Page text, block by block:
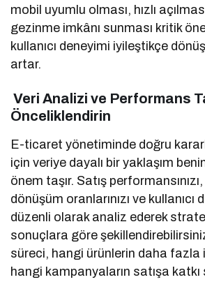
mobil uyumlu olması, hızlı
gezinme imkânı sunması kritik
kullanıcı deneyimi iyileştikçe
artar.
Veri Analizi ve Performans
Önceliklendirin
E-ticaret yönetiminde doğru
için veriye dayalı bir yaklaşım
önem taşır. Satış
dönüşüm oranlarınızı ve kullanıcı
düzenli olarak analiz ederek
sonuçlara göre
süreci, hangi ürünlerin daha fazla
hangi kampanyaların satışa katkı